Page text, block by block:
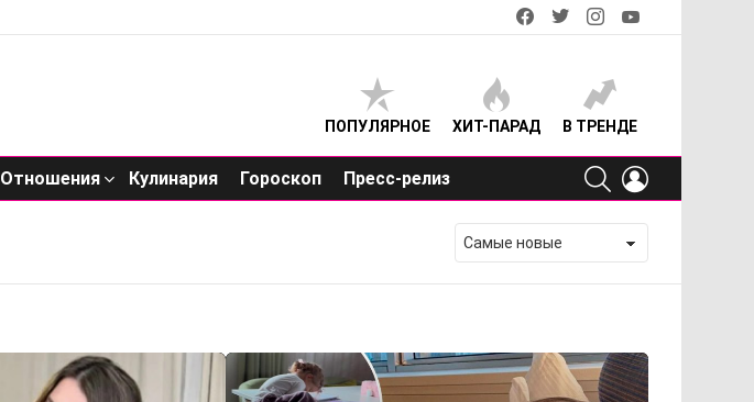
facebooktwitterinstagram
ПОПУЛЯРНОЕ ХИТ-ПАРАД В ТРЕНДЕ
Отношения Кулинария Гороскоп Пресс-релиз
SEARCH